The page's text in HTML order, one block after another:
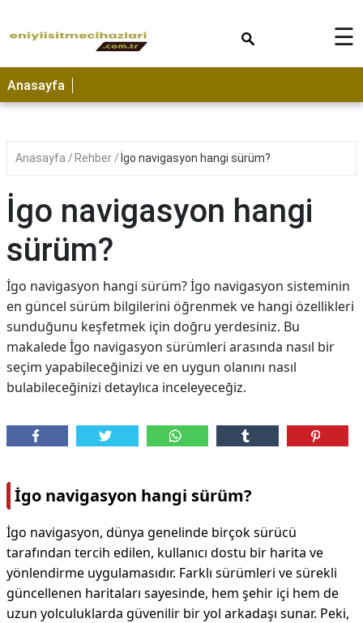
☰
Anasayfa
Anasayfa Rehber İgo navigasyon hangi sürüm?
İgo navigasyon hangi
sürüm?
İgo navigasyon hangi sürüm? İgo navigasyon sisteminin
en güncel sürüm bilgilerini öğrenmek ve hangi özellikleri
sunduğunu keşfetmek için doğru yerdesiniz. Bu
makalede İgo navigasyon sürümleri arasında nasıl bir
seçim yapabileceğinizi ve en uygun olanını nasıl
bulabileceğinizi detaylıca inceleyeceğiz.
İgo navigasyon hangi sürüm?
İgo navigasyon, dünya genelinde birçok sürücü
tarafından tercih edilen, kullanıcı dostu bir harita ve
yönlendirme uygulamasıdır. Farklı sürümleri ve sürekli
güncellenen haritaları sayesinde, hem şehir içi hem de
uzun yolculuklarda güvenilir bir yol arkadaşı sunar. Peki,